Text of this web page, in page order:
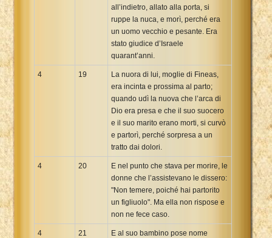
all’indietro, allato alla porta, si
ruppe la nuca, e morì, perché era
un uomo vecchio e pesante. Era
stato giudice d’Israele
quarant’anni.
4 19
La nuora di lui, moglie di Fineas,
era incinta e prossima al parto;
quando udì la nuova che l’arca di
Dio era presa e che il suo suocero
e il suo marito erano morti, si curvò
e partorì, perché sorpresa a un
tratto dai dolori.
4 20
E nel punto che stava per morire, le
donne che l’assistevano le dissero:
"Non temere, poiché hai partorito
un figliuolo". Ma ella non rispose e
non ne fece caso.
4 21
E al suo bambino pose nome